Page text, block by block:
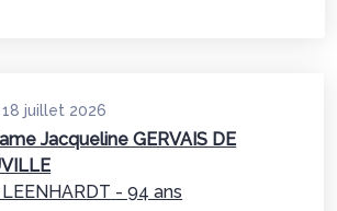
juillet 2026
Jacqueline GERVAIS DE
- 94 ans